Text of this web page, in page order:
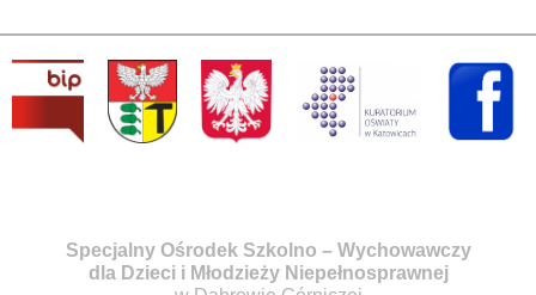
Specjalny Ośrodek Szkolno – Wychowawczy
dla Dzieci i Młodzieży Niepełnosprawnej